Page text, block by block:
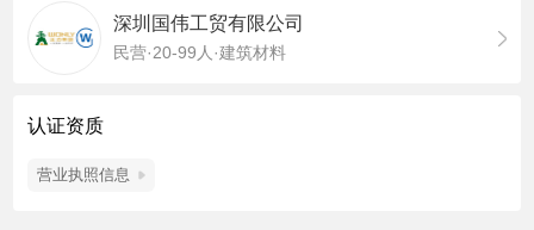
门店外部的关系处理，例如：令居、销售联盟等； 10.参加总部
门店店长销售日会议。 周工作 1.掌握当地市场的竞争环境，客户
提出有助于完成销售目标的建设性意见； 5.跟单，收尾款。 月工
作 1.销售目标分解、给下属制定销售目标，并监督执行完成或超
深圳国伟工贸有限公司
民营·20-99人·建筑材料
认证资质
营业执照信息